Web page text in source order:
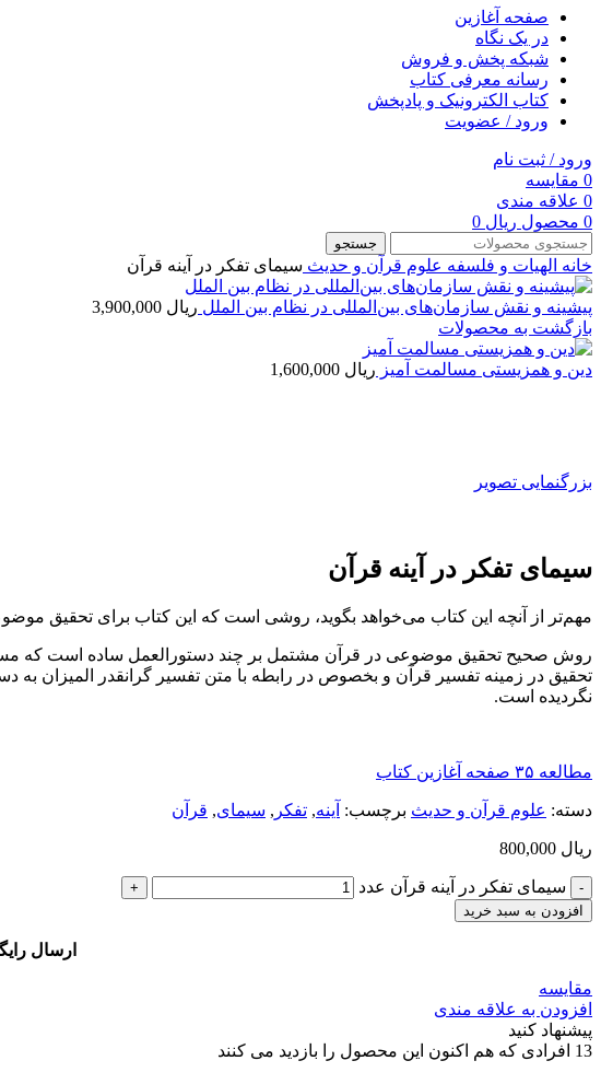
صفحه آغازین
در یک نگاه
شبکه پخش و فروش
رسانه معرفی کتاب
کتاب الکترونیک و پادپخش
ورود / عضویت
ورود / ثبت نام
0 مقایسه
0 علاقه مندی
0 محصول ریال
جستجو
خانه الهیات و فلسفه علوم قرآن و حدیث سیمای تفکر در آینه قرآن
پیشینه و نقش سازمان‌های بین‌المللی در نظام بین الملل ریال
بازگشت به محصولات
دین و همزیستی مسالمت آمیز ریال
بزرگنمایی تصویر
سیمای تفکر در آینه قرآن
مهم‌تر از آنچه این کتاب می‌خواهد بگوید، روشی است که این کتاب برای تحقیق
روش صحیح تحقیق موضوعی در قرآن مشتمل بر چند دستورالعمل ساده است که
تحقیق در زمینه تفسیر قرآن و بخصوص در رابطه با متن تفسیر گرانقدر
نگردیده است.
مطالعه ۳۵ صفحه آغازین کتاب
دسته: علوم قرآن و حدیث برچسب: آینه, تفکر , سیمای, قرآن
ریال
سیمای تفکر در آینه قرآن عدد
افزودن به سبد خرید
ارسال
مقایسه
افزودن به علاقه مندی
پیشنهاد کنید
13 افرادی که هم اکنون این محصول را بازدید می کنند